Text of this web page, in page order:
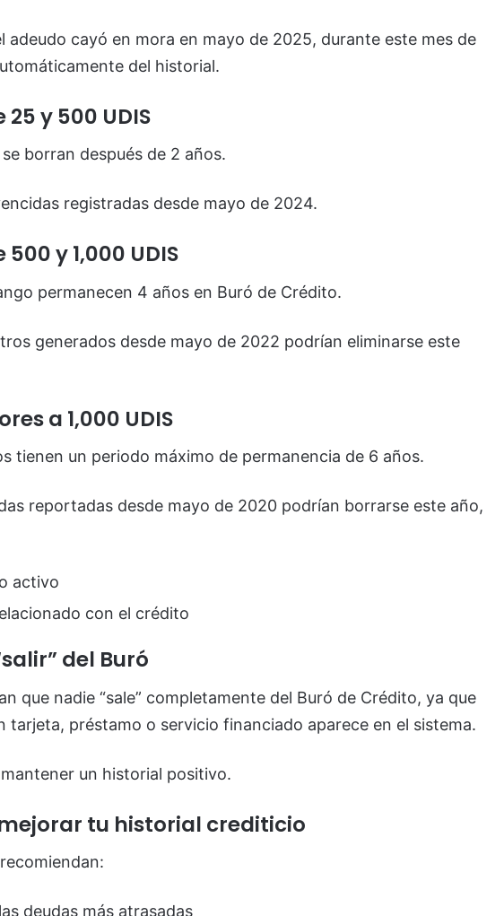
adeudo cayó en mora en mayo de 2025, durante este mes de
del historial.
y 500 UDIS
borran después de 2 años.
registradas desde mayo de 2024.
y 1,000 UDIS
permanecen 4 años en Buró de Crédito.
generados desde mayo de 2022 podrían eliminarse este
a 1,000 UDIS
tienen un periodo máximo de permanencia de 6 años.
reportadas desde mayo de 2020 podrían borrarse este año,
activo
con el crédito
del Buró
que nadie “sale” completamente del Buró de Crédito, ya que
tarjeta, préstamo o servicio financiado aparece en el sistema.
un historial positivo.
tu historial crediticio
deudas más atrasadas